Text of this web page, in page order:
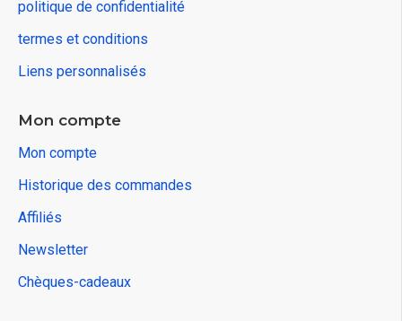
politique de confidentialité
termes et conditions
Liens personnalisés
Mon compte
Mon compte
Historique des commandes
Affiliés
Newsletter
Chèques-cadeaux